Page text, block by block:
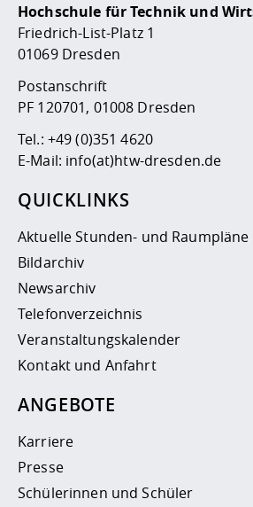
Hochschule für Technik und
Friedrich-List-Platz 1
01069 Dresden
Postanschrift
PF 120701, 01008 Dresden
Tel.: +49 (0)351 4620
E-Mail: info(at)htw-dresden.de
QUICKLINKS
Aktuelle Stunden- und Raumpläne
Bildarchiv
Newsarchiv
Telefonverzeichnis
Veranstaltungskalender
Kontakt und Anfahrt
ANGEBOTE
Karriere
Presse
Schülerinnen und Schüler